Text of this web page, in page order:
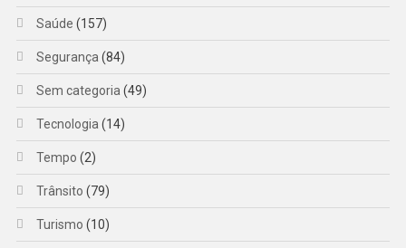
Saúde (157)
Segurança (84)
Sem categoria (49)
Tecnologia (14)
Tempo (2)
Trânsito (79)
Turismo (10)